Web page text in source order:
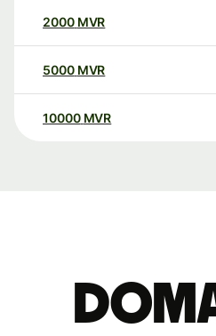
2000 MVR
5000 MVR
10000 MVR